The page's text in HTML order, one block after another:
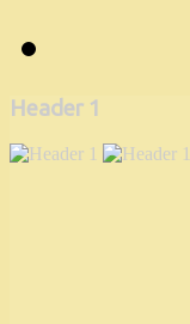
Header 1